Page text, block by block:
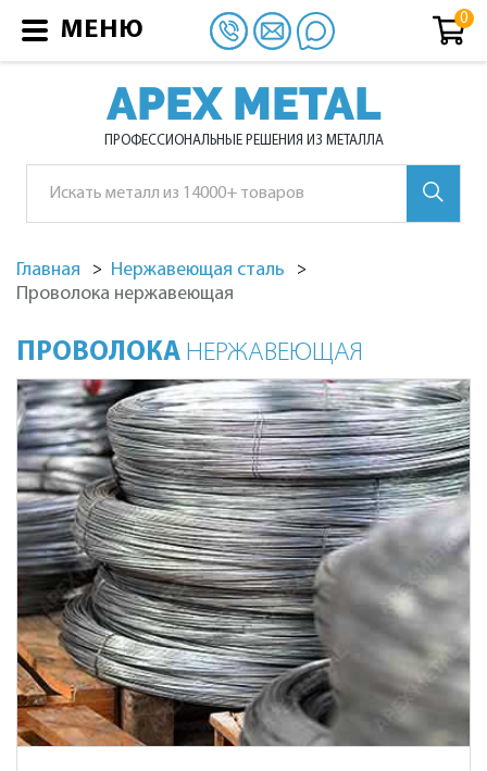
APEX METAL
ПРОФЕССИОНАЛЬНЫЕ РЕШЕНИЯ ИЗ МЕТАЛЛА
Главная
Нержавеющая сталь
Проволока нержавеющая
ПРОВОЛОКА НЕРЖАВЕЮЩАЯ
МЕНЮ